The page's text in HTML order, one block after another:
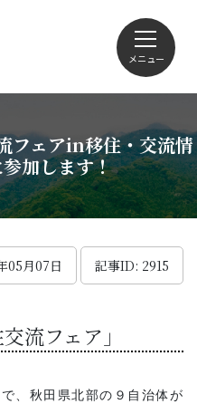
メニュー
フェアin移住・交流情
加します！
05月07日 記事ID: 2915
流フェア」
、秋田県北部の９自治体が